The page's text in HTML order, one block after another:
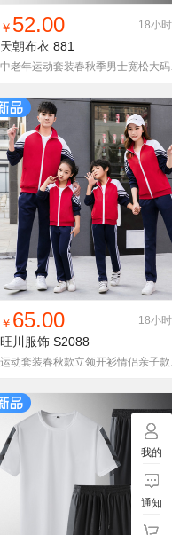
找同款 加入铺货单 收藏
￥ 52.00 18小
天朝布衣 881
中老
找同款 加入铺货单 收藏
￥ 65.00 18小
旺川服饰 S2088
运动
我的
通知